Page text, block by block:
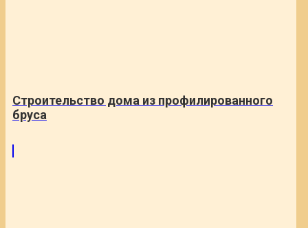
Строительство дома из профилированного
бруса